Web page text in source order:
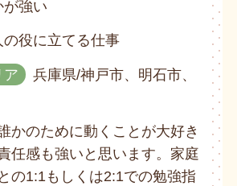
が強い
の役に立てる仕事
ア
兵庫県/神戸市、明石市、
かのために動くことが大好き
任感も強いと思います。家庭
の1:1もしくは2:1での勉強指